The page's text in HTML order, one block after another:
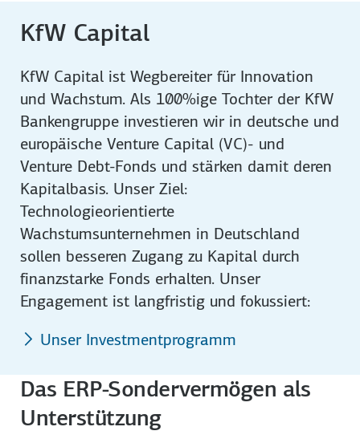
KfW Capital
KfW Capital ist Wegbereiter für Innovation
und Wachstum. Als 100%ige Tochter der KfW
Bankengruppe investieren wir in deutsche und
europäische Venture Capital (VC)- und
Venture Debt-Fonds und stärken damit deren
Kapitalbasis. Unser Ziel:
Technologieorientierte
Wachstumsunternehmen in Deutschland
sollen besseren Zugang zu Kapital durch
finanzstarke Fonds erhalten. Unser
Engagement ist langfristig und fokussiert:
Unser Investmentprogramm
Das ERP-Sondervermögen als
Unterstützung